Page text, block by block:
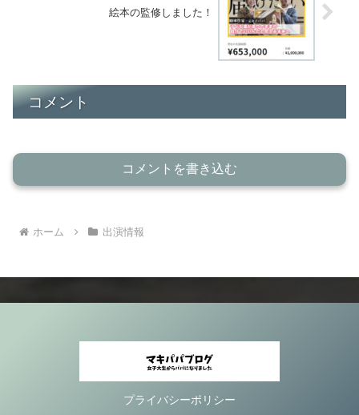
絵本の監修しました！
コメント
コメントを書き込む
ホーム 出演情報
プライバシーポリシー